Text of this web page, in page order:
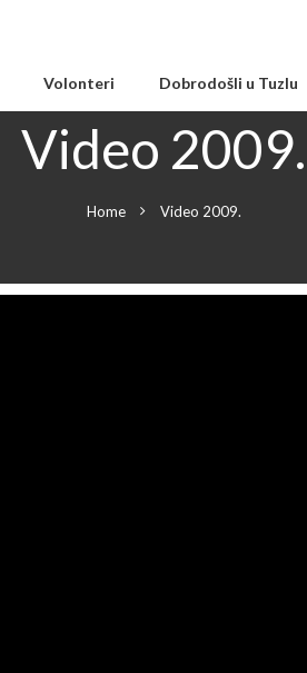
Volonteri Dobrodošli u Tuzlu
Video 2009.
Home Video 2009.